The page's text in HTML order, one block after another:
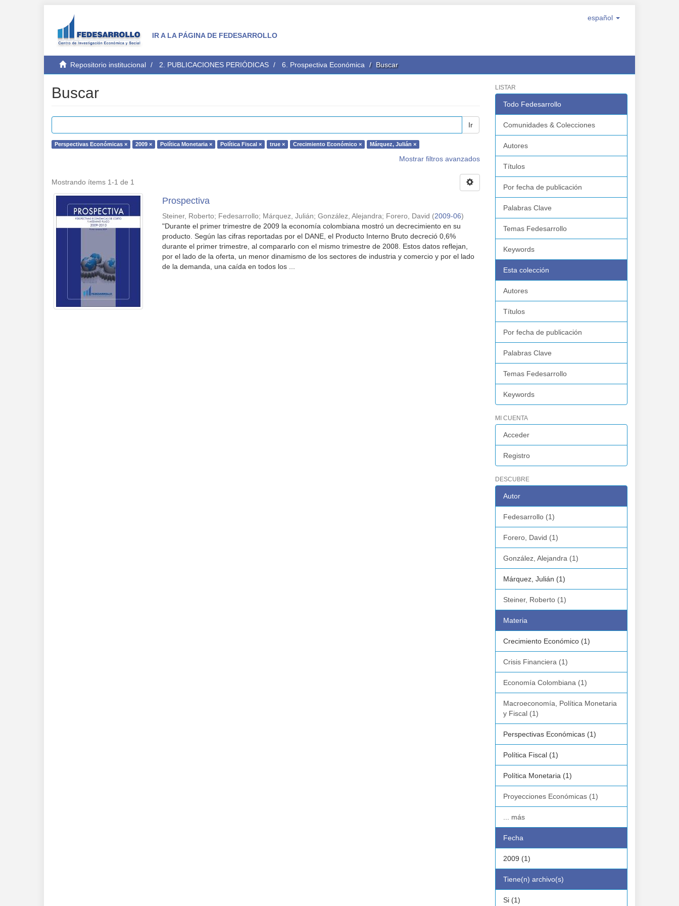
IR A LA PÁGINA DE FEDESARROLLO
español
Repositorio institucional 2. PUBLICACIONES PERIÓDICAS 6. Prospectiva Económica Buscar
Buscar
Ir
Perspectivas Económicas × 2009 × Política Monetaria × Política Fiscal × true × Crecimiento Económico × Márquez, Julián ×
Mostrar filtros avanzados
Mostrando ítems 1-1 de 1
Prospectiva
Steiner, Roberto; Fedesarrollo; Márquez, Julián;González, Alejandra; Forero, David (2009-06)
"Durante el primer trimestre de 2009 la economía colombiana mostró un decrecimiento en su
producto. Según las cifras reportadas por el DANE, el Producto Interno Bruto decreció 0,6%
durante el primer trimestre, al compararlo con el mismo trimestre de 2008. Estos datos reflejan,
por el lado de la oferta, un menor dinamismo de los sectores de industria y comercio y por el lado
de la demanda, una caída en todos los ...
LISTAR
Todo Fedesarrollo
Comunidades & Colecciones
Autores
Títulos
Por fecha de publicación
Palabras Clave
Temas Fedesarrollo
Keywords
Esta colección
Autores
Títulos
Por fecha de publicación
Palabras Clave
Temas Fedesarrollo
Keywords
MI CUENTA
Acceder
Registro
DESCUBRE
Autor
Fedesarrollo (1)
Forero, David (1)
González, Alejandra (1)
Márquez, Julián (1)
Steiner, Roberto (1)
Materia
Crecimiento Económico (1)
Crisis Financiera (1)
Economía Colombiana (1)
Macroeconomía, Política Monetaria
y Fiscal (1)
Perspectivas Económicas (1)
Política Fiscal (1)
Política Monetaria (1)
Proyecciones Económicas (1)
... más
Fecha
2009 (1)
Tiene(n) archivo(s)
Si (1)